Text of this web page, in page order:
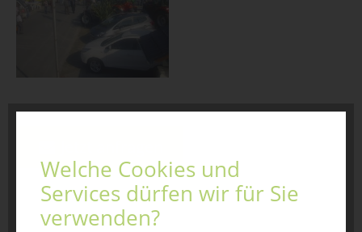
Welche Cookies und
Services dürfen wir für Sie
verwenden?